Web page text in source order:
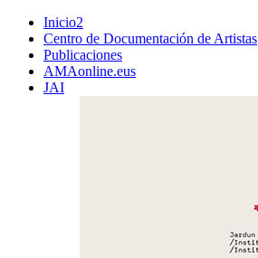
Inicio2
Centro de Documentación de Artistas
Publicaciones
AMAonline.eus
JAI